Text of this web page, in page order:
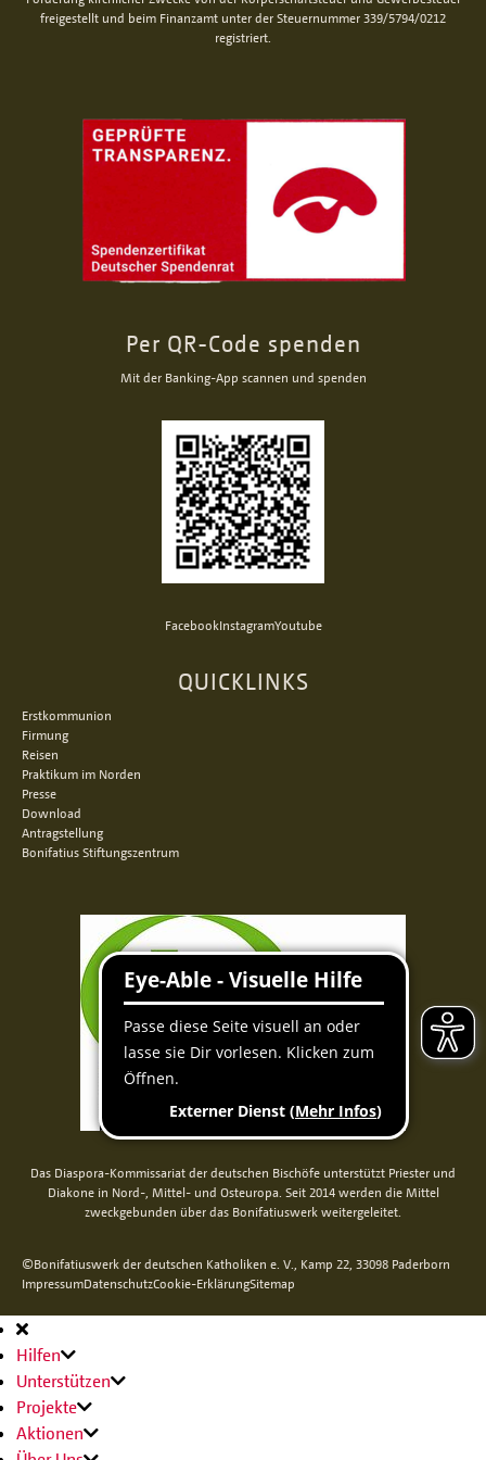
freigestellt und beim Finanzamt unter der Steuernummer 339/5794/0212
registriert.
Per QR-Code spenden
Mit der Banking-App scannen und spenden
FacebookInstagramYoutube
QUICKLINKS
Erstkommunion
Firmung
Reisen
Praktikum im Norden
Presse
Download
Antragstellung
Bonifatius Stiftungszentrum
Das Diaspora-Kommissariat der deutschen Bischöfe unterstützt Priester und
Diakone in Nord-, Mittel- und Osteuropa. Seit 2014 werden die Mittel
zweckgebunden über das Bonifatiuswerk weitergeleitet.
©Bonifatiuswerk der deutschen Katholiken e. V., Kamp 22, 33098 Paderborn
ImpressumDatenschutzCookie-ErklärungSitemap
Hauptnavigation
Hilfen
Unterstützen
Projekte
Aktionen